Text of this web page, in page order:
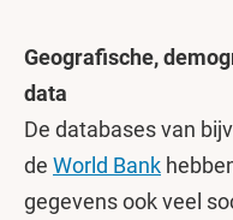
Geografische,
data
De databases van
de World Bank
gegevens ook veel